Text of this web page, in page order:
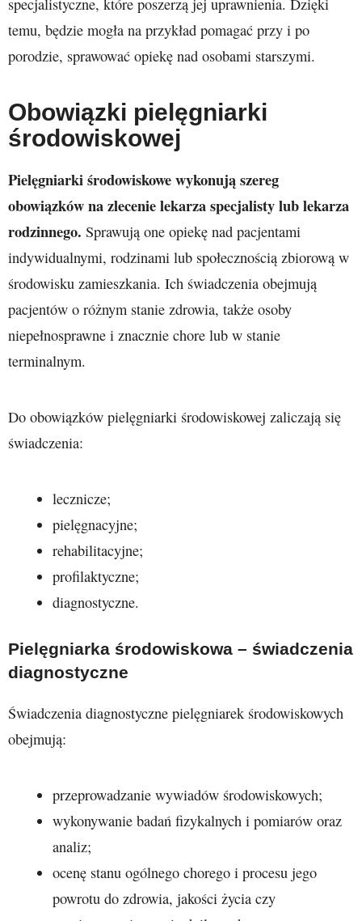
specjalistyczne, które poszerzą jej uprawnienia. Dzięki
temu, będzie mogła na przykład pomagać przy i po
porodzie, sprawować opiekę nad osobami starszymi.
Obowiązki pielęgniarki
środowiskowej
Pielęgniarki środowiskowe wykonują szereg
obowiązków na zlecenie lekarza specjalisty lub lekarza
rodzinnego. Sprawują one opiekę nad pacjentami
indywidualnymi, rodzinami lub społecznością zbiorową w
środowisku zamieszkania. Ich świadczenia obejmują
pacjentów o różnym stanie zdrowia, także osoby
niepełnosprawne i znacznie chore lub w stanie
terminalnym.
Do obowiązków pielęgniarki środowiskowej zaliczają się
świadczenia:
lecznicze;
pielęgnacyjne;
rehabilitacyjne;
profilaktyczne;
diagnostyczne.
Pielęgniarka środowiskowa – świadczenia
diagnostyczne
Świadczenia diagnostyczne pielęgniarek środowiskowych
obejmują:
przeprowadzanie wywiadów środowiskowych;
wykonywanie badań fizykalnych i pomiarów oraz
analiz;
ocenę stanu ogólnego chorego i procesu jego
powrotu do zdrowia, jakości życia czy